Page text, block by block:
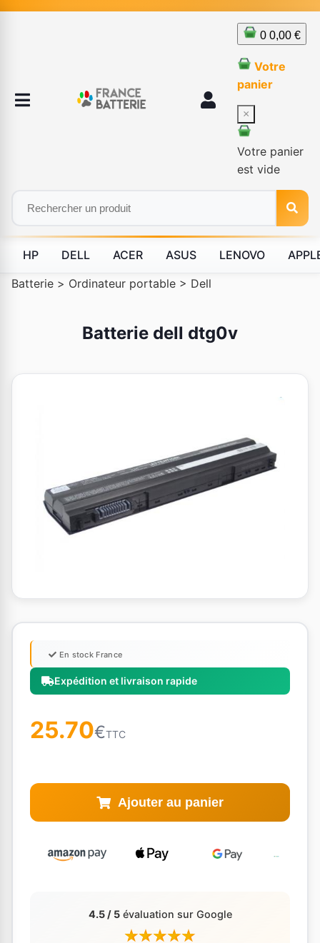
0 0,00 €
Votre
panier
×
Votre panier
est vide
HP DELL ACER ASUS LENOVO
Batterie > Ordinateur portable > Dell
Batterie dell dtg0v
Expédition et livraison rapide
En stock France
25.70€TTC
Ajouter au panier
4.5 / 5évaluation sur Google